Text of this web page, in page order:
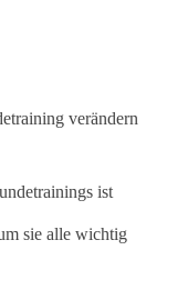
verändern
ist
sie alle wichtig